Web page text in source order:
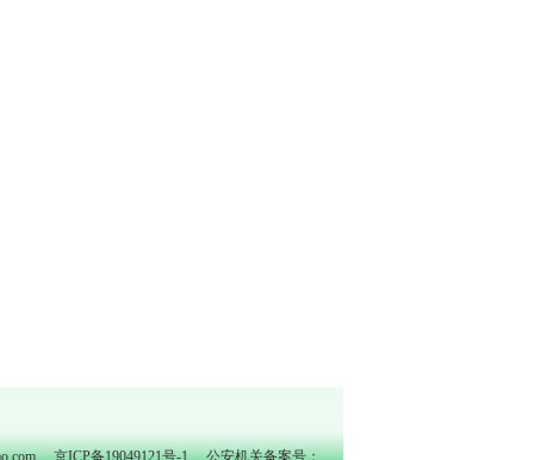
京ICP备19049121号-1公安机关备案号：